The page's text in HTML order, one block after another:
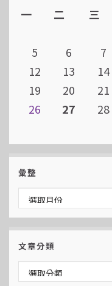
一
二 三
5
6 7
12
13 14
19
20 21
26
27 28
彙整
彙整
文章分類
文章分類